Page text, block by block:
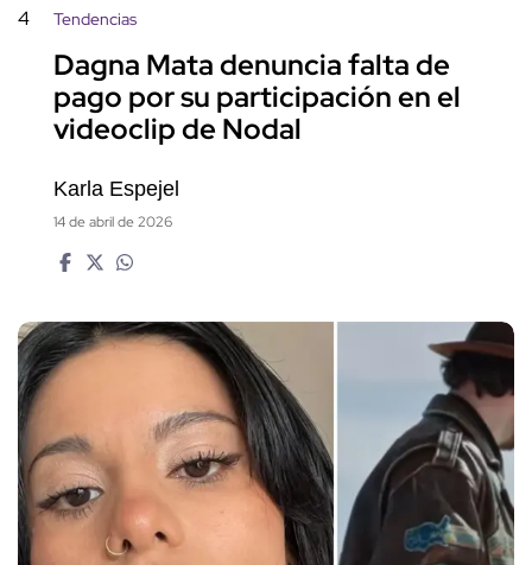
4 Tendencias
Dagna Mata denuncia falta de
pago por su participación en el
videoclip de Nodal
Karla Espejel
14 de abril de 2026